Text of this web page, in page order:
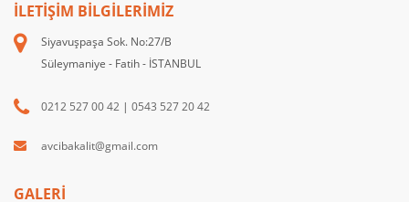
İLETIŞIM BILGILERIMIZ
Siyavuşpaşa Sok. No:27/B
Süleymaniye - Fatih - İSTANBUL
0212 527 00 42 | 0543 527 20 42
avcibakalit@gmail.com
GALERİ